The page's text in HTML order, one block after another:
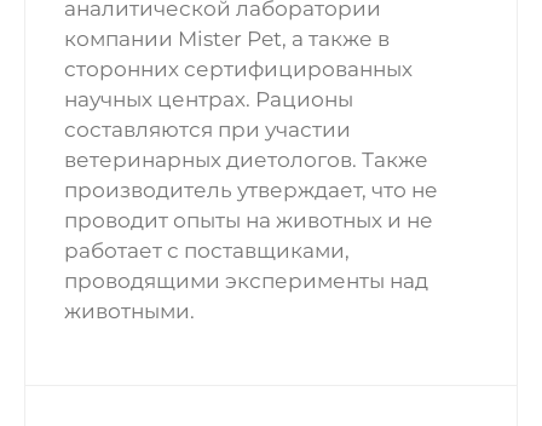
аналитической лаборатории
компании Mister Pet, а также в
сторонних сертифицированных
научных центрах. Рационы
составляются при участии
ветеринарных диетологов. Также
производитель утверждает, что не
проводит опыты на животных и не
работает с поставщиками,
проводящими эксперименты над
животными.